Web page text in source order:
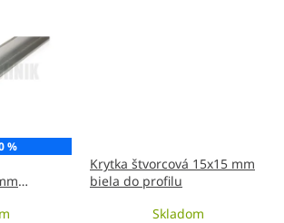
%
Krytka štvorcová 15x15 mm
biela do profilu
Skladom